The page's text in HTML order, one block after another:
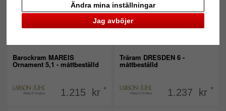
Jag avböjer
Ändra mina inställningar
Barockram MAREIS
Ornament 5,1 - måttbeställd
1.215 kr *
Träram DRESDEN 6 -
måttbeställd
1.237 kr *